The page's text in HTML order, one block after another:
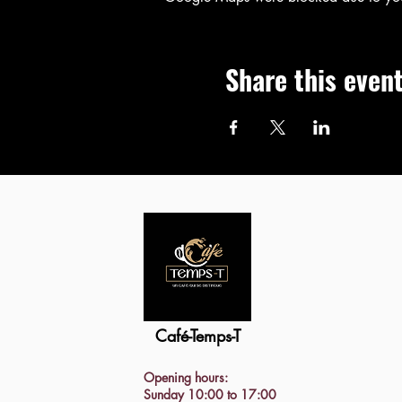
Share this
Café-Temps-T
Opening hours:
Sunday 10:00 to 17:00